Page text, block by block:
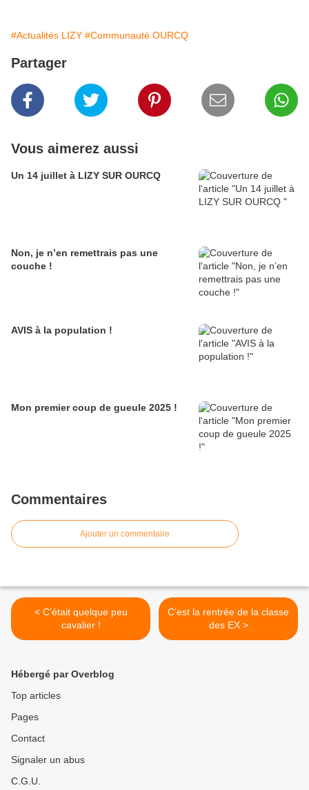
#Actualités LIZY #Communauté OURCQ
Partager
Vous aimerez aussi
Un 14 juillet à LIZY SUR OURCQ
Non, je n’en remettrais pas une
couche !
AVIS à la population !
Mon premier coup de gueule 2025 !
Commentaires
Ajouter un commentaire
< C’était quelque peu
cavalier !
C’est la rentrée de la classe
des EX >
Hébergé par Overblog
Top articles
Pages
Contact
Signaler un abus
C.G.U.